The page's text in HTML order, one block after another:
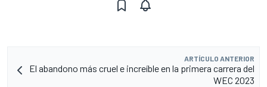
ARTÍCULO ANTERIOR
El abandono más cruel e increíble en la primera carrera del
WEC 2023